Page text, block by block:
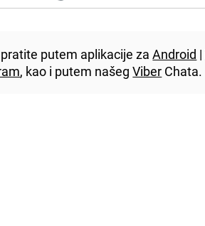
pratite putem aplikacije zaAndroid |
, kao i putem našegViber Chata.